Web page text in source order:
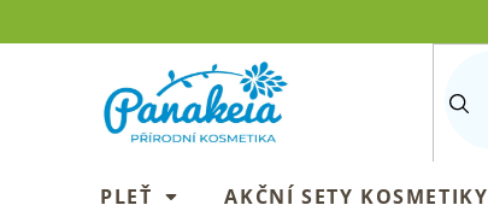
PLEŤ AKČNÍ SETY KOSMETIKY